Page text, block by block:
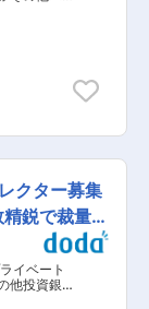
クター募集
鋭で裁量権
イベート
他投資銀